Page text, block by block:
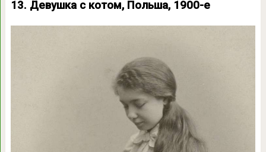
13. Девушка с котом, Польша, 1900-е